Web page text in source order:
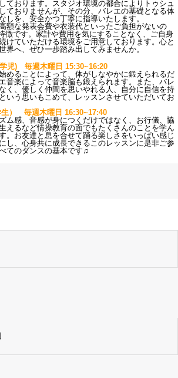
ております。スタジオ環境の都合によりトゥシュ
ておりませんが、その分、バレエの基礎となる体
しを、安全かつ丁寧に指導いたします。
額な発表会費や衣装代といったご負担がないの
徴です。家計や費用を気にすることなく、ご自身
けていただける環境をご用意しております。心と
界へ、ぜひ一歩踏み出してみませんか。
児) 毎週木曜日 15:30~16:20
めることによって、体がしなやかに鍛えられるだ
音楽によって音楽脳も鍛えられます。また、バレ
く、優しく仲間を思いやれる人、自分に自信を持
いう思いもこめて、レッスンさせていただいてお
） 毎週木曜日 16:30~17:40
ム感、音感が身につくだけではなく、お行儀、協
えるなど情操教育の面でもたくさんのことを学ん
。お友達と息を合せて踊る楽しさをいっぱい感じ
し、心身共に成長できるこのレッスンに是非ご参
てのダンスの基本です♫